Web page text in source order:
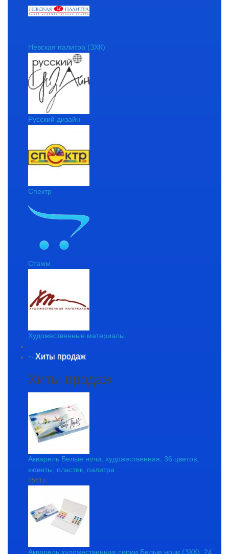
Невская палитра (ЗХК)
Русский дизайн
Спектр
Стамм
Художественные материалы
+- Хиты продаж
Хиты продаж
Акварель Белые ночи, художественная, 36 цветов,
кюветы, пластик, палитра
3561р.
Акварель художественная серии Белые ночи (ЗХК), 24